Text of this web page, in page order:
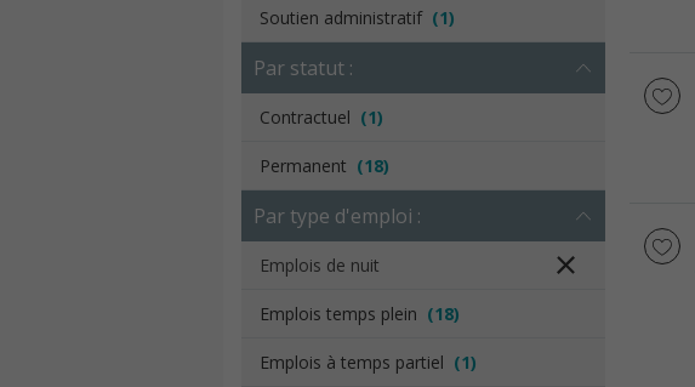
Soutien administratif (1)
Par statut :
Contractuel (1)
Permanent (18)
Par type d'emploi :
Emplois de nuit
Emplois temps plein (18)
Emplois à temps partiel (1)